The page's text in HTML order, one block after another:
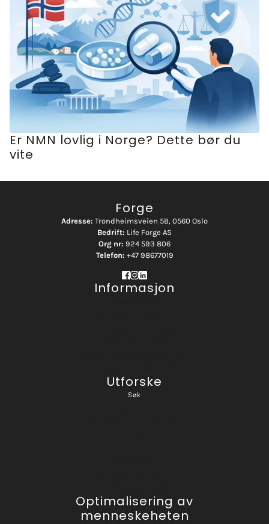
Er NMN lovlig i Norge? Dette bør du
vite
Forge
Adresse: Trondheimsveien 5B, 0560 Oslo
Bedrift: Life Forge AS
Org nr: 924 593 806
Telefon: +47 98677019
Informasjon
Utforske
Søk
Optimalisering av
menneskeheten